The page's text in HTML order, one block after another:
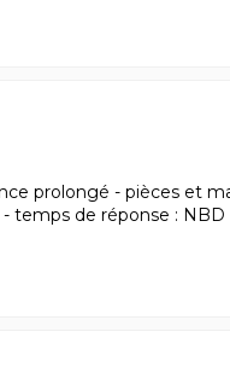
prolongé - pièces et
temps de réponse :